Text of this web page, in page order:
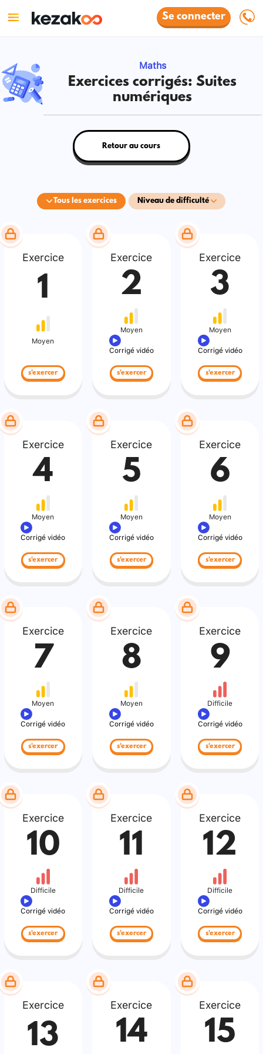
Se connecter
Maths
Exercices corrigés: Suites
numériques
Tous les exercices Niveau de difficulté
Retour au cours
Exercice
1
Moyen
s'exercer
Exercice
2
Moyen
Corrigé vidéo
s'exercer
Exercice
3
Moyen
Corrigé vidéo
s'exercer
Exercice
4
Moyen
Corrigé vidéo
s'exercer
Exercice
5
Moyen
Corrigé vidéo
s'exercer
Exercice
6
Moyen
Corrigé vidéo
s'exercer
Exercice
7
Moyen
Corrigé vidéo
s'exercer
Exercice
8
Moyen
Corrigé vidéo
s'exercer
Exercice
9
Difficile
Corrigé vidéo
s'exercer
Exercice
10
Difficile
Corrigé vidéo
s'exercer
Exercice
11
Difficile
Corrigé vidéo
s'exercer
Exercice
12
Difficile
Corrigé vidéo
s'exercer
Exercice
13
Exercice
14
Exercice
15